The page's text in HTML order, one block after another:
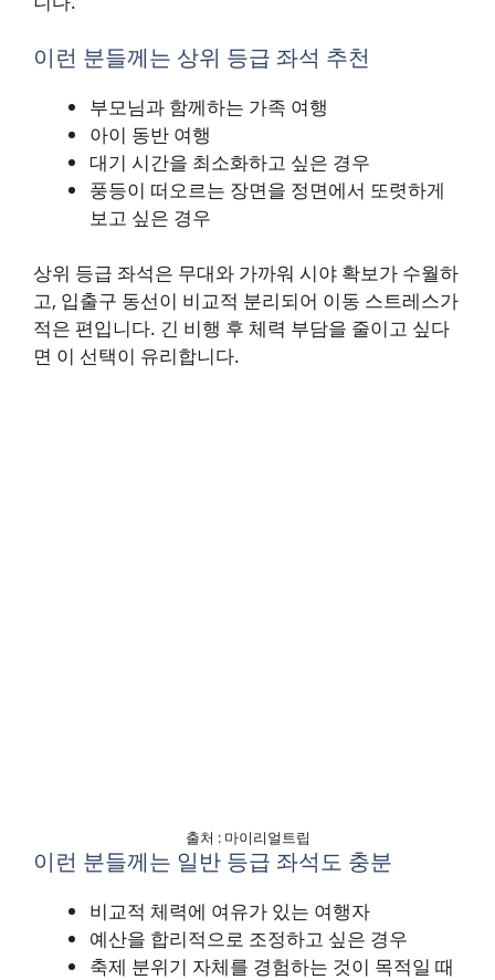
이런 분들께는 상위 등급 좌석 추천
부모님과 함께하는 가족 여행
아이 동반 여행
대기 시간을 최소화하고 싶은 경우
풍등이 떠오르는 장면을 정면에서 또렷하게
보고 싶은 경우
상위 등급 좌석은 무대와 가까워 시야 확보가 수월하
고, 입출구 동선이 비교적 분리되어 이동 스트레스가
적은 편입니다. 긴 비행 후 체력 부담을 줄이고 싶다
면 이 선택이 유리합니다.
출처 : 마이리얼트립
이런 분들께는 일반 등급 좌석도 충분
비교적 체력에 여유가 있는 여행자
예산을 합리적으로 조정하고 싶은 경우
축제 분위기 자체를 경험하는 것이 목적일 때